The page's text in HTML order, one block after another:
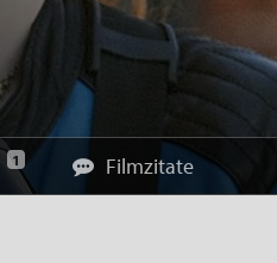
1 Filmzitate